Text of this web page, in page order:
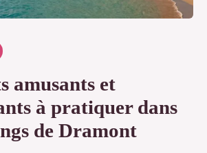
amusants et
à pratiquer dans
de Dramont